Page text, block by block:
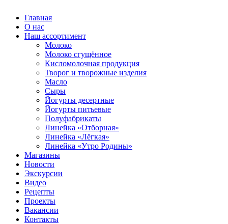
Главная
О нас
Наш ассортимент
Молоко
Молоко сгущённое
Кисломолочная продукция
Творог и творожные изделия
Масло
Сыры
Йогурты десертные
Йогурты питьевые
Полуфабрикаты
Линейка «Отборная»
Линейка «Лёгкая»
Линейка «Утро Родины»
Магазины
Новости
Экскурсии
Видео
Рецепты
Проекты
Вакансии
Контакты